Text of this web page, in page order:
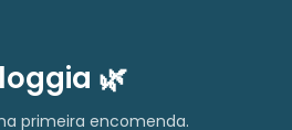
🌿
primeira encomenda.